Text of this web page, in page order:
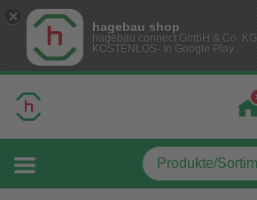
hagebau shop
hagebau connect GmbH & Co. KG
KOSTENLOS- In Google Play